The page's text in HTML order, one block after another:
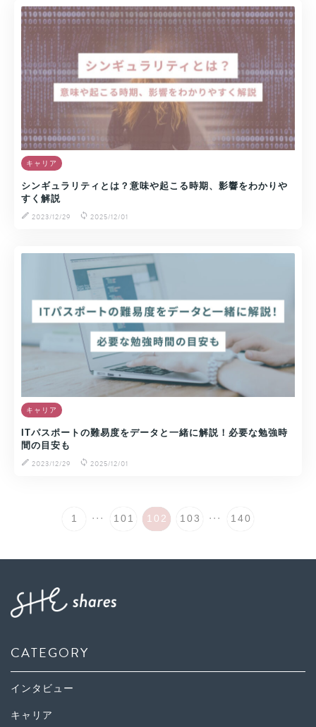
キャリア
シンギュラリティとは？意味や起こる時期、影響をわかりや
すく解説
2023/12/29
2025/12/01
キャリア
ITパスポートの難易度をデータと一緒に解説！必要な勉強時
間の目安も
2023/12/29
2025/12/01
1 ... 101 102 103 ... 140
CATEGORY
インタビュー
キャリア